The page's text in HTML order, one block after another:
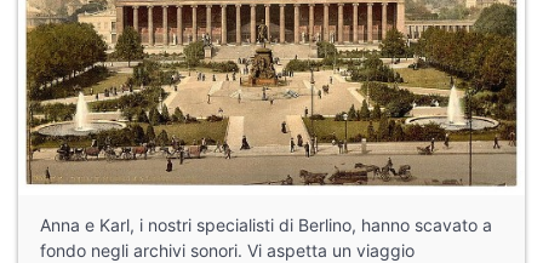
Anna e Karl, i nostri specialisti di Berlino, hanno scavato a
fondo negli archivi sonori. Vi aspetta un viaggio